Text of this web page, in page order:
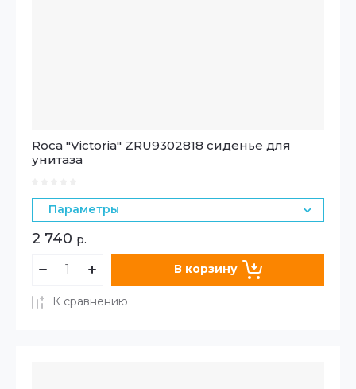
Roca "Victoria" ZRU9302818 сиденье для
унитаза
Параметры
2 740 р.
В корзину
К сравнению